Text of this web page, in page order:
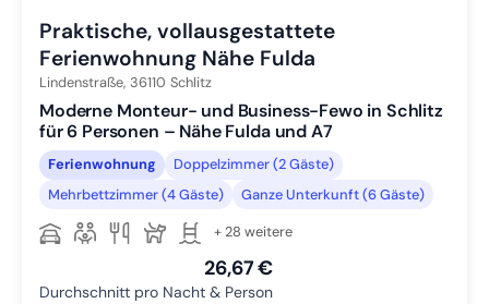
Praktische, vollausgestattete
Ferienwohnung Nähe Fulda
Lindenstraße, 36110 Schlitz
Moderne Monteur- und Business-Fewo in Schlitz
für 6 Personen – Nähe Fulda und A7
Ferienwohnung
Doppelzimmer (2 Gäste)
Mehrbettzimmer (4 Gäste)
Ganze Unterkunft (6 Gäste)
+ 28 weitere
26,67 €
Durchschnitt pro Nacht & Person